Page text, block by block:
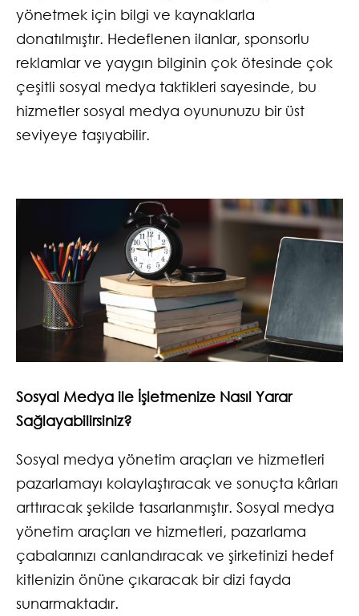
yönetmek için bilgi ve kaynaklarla
donatılmıştır. Hedeflenen ilanlar, sponsorlu
reklamlar ve yaygın bilginin çok ötesinde çok
çeşitli sosyal medya taktikleri sayesinde, bu
hizmetler sosyal medya oyununuzu bir üst
seviyeye taşıyabilir.
Sosyal Medya ile İşletmenize Nasıl Yarar
Sağlayabilirsiniz?
Sosyal medya yönetim araçları ve hizmetleri
pazarlamayı kolaylaştıracak ve sonuçta kârları
arttıracak şekilde tasarlanmıştır. Sosyal medya
yönetim araçları ve hizmetleri, pazarlama
çabalarınızı canlandıracak ve şirketinizi hedef
kitlenizin önüne çıkaracak bir dizi fayda
sunarmaktadır.